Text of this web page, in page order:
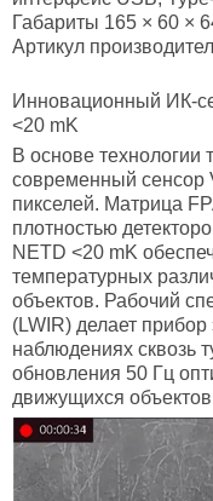
Габариты 165 × 60 ×
Артикул
Инновационный ИК-
<20 mK
В основе технологии
современный сенсор
пикселей. Матрица
плотностью
NETD <20 mK
температурных
объектов. Рабочий
(LWIR) делает
наблюдениях сквозь
обновления 50 Гц
движущихся